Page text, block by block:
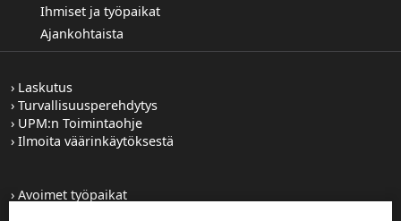
Ihmiset ja työpaikat
Ajankohtaista
Laskutus
Turvallisuusperehdytys
UPM:n Toimintaohje
Ilmoita väärinkäytöksestä
Avoimet työpaikat